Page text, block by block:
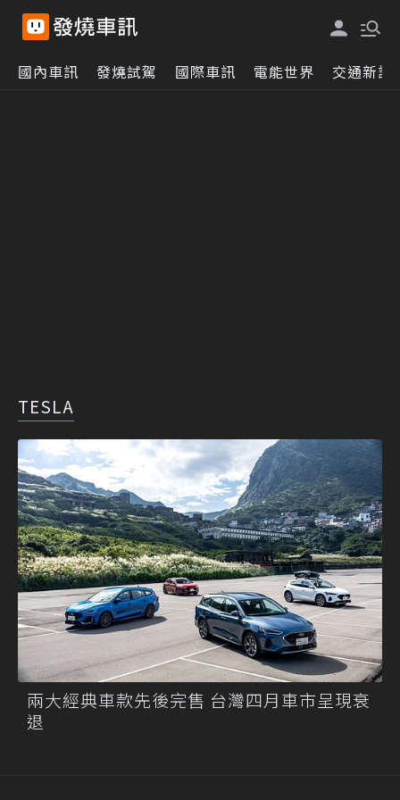
國內車訊 發燒試駕 國際車訊 電能世界 交通新訊
TESLA
兩大經典車款先後完售 台灣四月車市呈現衰
退